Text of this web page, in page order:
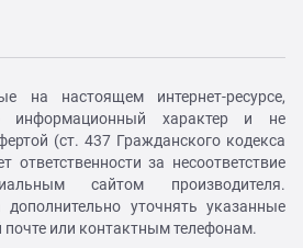
на настоящем интернет-ресурсе,
информационный характер и не
(ст. 437 Гражданского кодекса
за несоответствие
сайтом производителя.
дополнительно уточнять указанные
или контактным телефонам.